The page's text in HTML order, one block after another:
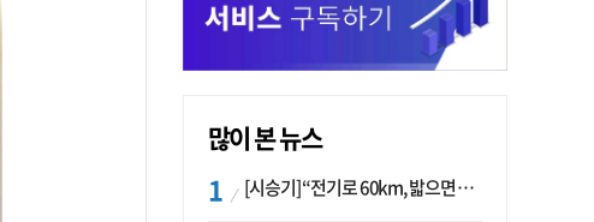
많이 본 뉴스
[시승기] “전기로 60km, 밟으면 462마력”…볼보 XC60 T8의 두 얼굴